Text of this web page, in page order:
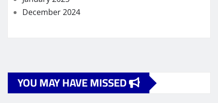
December 2024
YOU MAY HAVE MISSED